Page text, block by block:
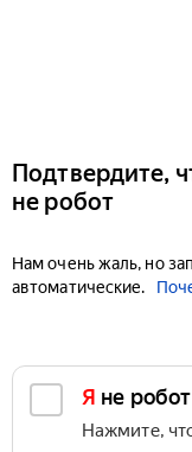
Подтвердите,
не робот
Нам очень жаль, но
автоматические.
Я не робот
Нажмите,